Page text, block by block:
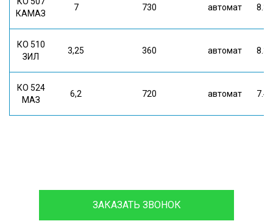
КАМАЗ
7 730 автомат
КО 510
ЗИЛ
3,25 360 автомат
КО 524
МАЗ
6,2 720 автомат
ЗАКАЗАТЬ ЗВОНОК